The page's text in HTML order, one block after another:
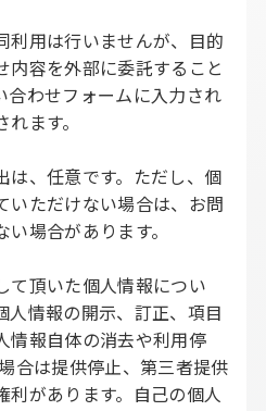
利用は行いませんが、目的
内容を外部に委託すること
合わせフォームに入力され
ます。
は、任意です。ただし、個
いただけない場合は、お問
場合があります。
て頂いた個人情報につい
人情報の開示、訂正、項目
情報自体の消去や利用停
合は提供停止、第三者提供
利があります。自己の個人